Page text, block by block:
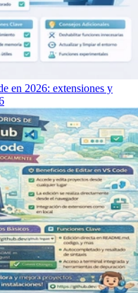
en 2026: extensiones y